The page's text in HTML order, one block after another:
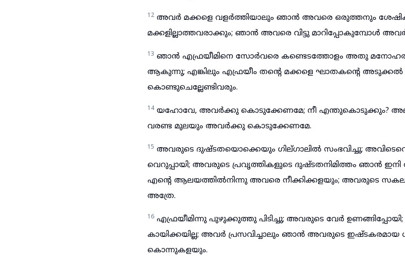
12 അവർ മക്കളെ വളർത്തിയാലും ഞാൻ അവരെ ഒരുത്തനും
മക്കളില്ലാത്തവരാക്കും; ഞാൻ അവരെ വിട്ടു മാറിപ്പോകുമ്പോൾ
13 ഞാൻ എഫ്രയീമിനെ സോർവരെ കണ്ടെടത്തോളം അതു
ആകുന്നു; എങ്കിലും എഫ്രയീം തന്റെ മക്കളെ ഘാതകന്റെ
കൊണ്ടുചെല്ലേണ്ടിവരും.
14 യഹോവേ, അവർക്കു കൊടുക്കേണമേ; നീ എന്തുകൊടുക്കും?
വരണ്ട മുലയും അവർക്കു കൊടുക്കേണമേ.
15 അവരുടെ ദുഷ്ടതയൊക്കെയും ഗില്ഗാലിൽ സംഭവിച്ചു;
വെറുപ്പായി; അവരുടെ പ്രവൃത്തികളുടെ ദുഷ്ടതനിമിത്തം ഞാൻ
എന്റെ ആലയത്തിൽനിന്നു അവരെ നീക്കിക്കളയും; അവരുടെ
അത്രേ.
16 എഫ്രയീമിന്നു പുഴുക്കുത്തു പിടിച്ചു; അവരുടെ വേർ
കായിക്കയില്ല; അവർ പ്രസവിച്ചാലും ഞാൻ അവരുടെ
കൊന്നുകളയും.